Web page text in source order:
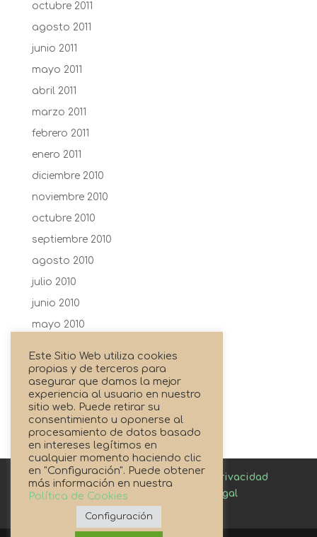
octubre 2011
agosto 2011
junio 2011
mayo 2011
abril 2011
marzo 2011
febrero 2011
enero 2011
diciembre 2010
noviembre 2010
octubre 2010
septiembre 2010
agosto 2010
julio 2010
junio 2010
mayo 2010
febrero 2010
enero 2010
agosto 2009
Canal de denuncias
Política de privacidad
Política de cookies
Aviso Legal
Enlaces de Interés
Este Sitio Web utiliza cookies
propias y de terceros para
asegurar que damos la mejor
experiencia al usuario en nuestro
sitio web. Puede retirar su
consentimiento u oponerse al
procesamiento de datos basado
en intereses legítimos en
cualquier momento haciendo clic
en "Configuración". Puede obtener
más información en nuestra
Política de Cookies
Configuración